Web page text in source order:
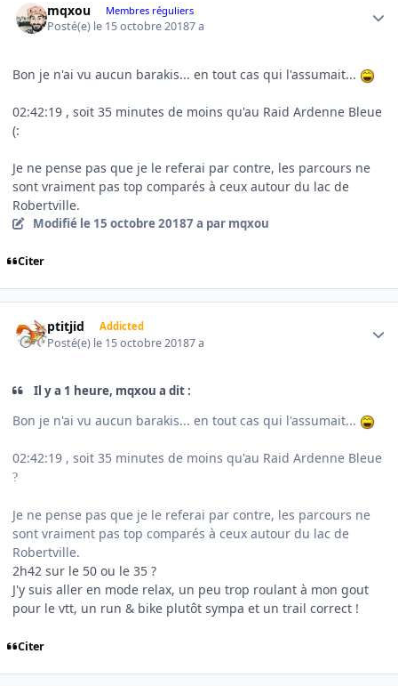
mqxou Membres réguliers
Posté(e) le 15 octobre 20187 a
Bon je n'ai vu aucun barakis... en tout cas qui l'assumait...
02:42:19 , soit 35 minutes de moins qu'au Raid Ardenne Bleue
(:
Je ne pense pas que je le referai par contre, les parcours ne
sont vraiment pas top comparés à ceux autour du lac de
Robertville.
Modifié le 15 octobre 20187 a par mqxou
Citer
ptitjid Addicted
Posté(e) le 15 octobre 20187 a
Il y a 1 heure, mqxou a dit :
Bon je n'ai vu aucun barakis... en tout cas qui l'assumait...
02:42:19 , soit 35 minutes de moins qu'au Raid Ardenne Bleue
?
Je ne pense pas que je le referai par contre, les parcours ne
sont vraiment pas top comparés à ceux autour du lac de
Robertville.
2h42 sur le 50 ou le 35 ?
J'y suis aller en mode relax, un peu trop roulant à mon gout
pour le vtt, un run & bike plutôt sympa et un trail correct !
Citer